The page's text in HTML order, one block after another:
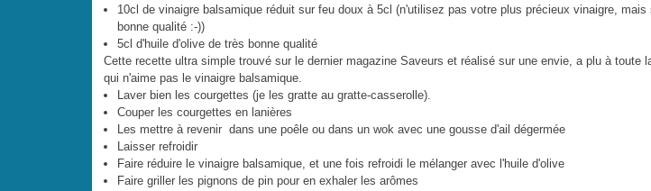
10cl de vinaigre balsamique réduit sur feu doux à 5cl (n'utilisez pas votre plus précieux vinaigre,
bonne qualité :-))
5cl d'huile d'olive de très bonne qualité
Cette recette ultra simple trouvé sur le dernier magazine Saveurs et réalisé sur une envie, a plu à toute
qui n'aime pas le vinaigre balsamique.
Laver bien les courgettes (je les gratte au gratte-casserolle).
Couper les courgettes en lanières
Les mettre à revenir dans une poêle ou dans un wok avec une gousse d'ail dégermée
Laisser refroidir
Faire réduire le vinaigre balsamique, et une fois refroidi le mélanger avec l'huile d'olive
Faire griller les pignons de pin pour en exhaler les arômes